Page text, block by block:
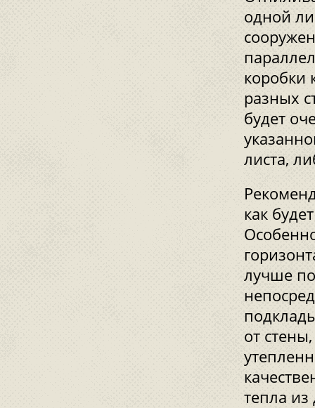
одной
коробки
разных
будет
листа,
как
лучше
от
тепла